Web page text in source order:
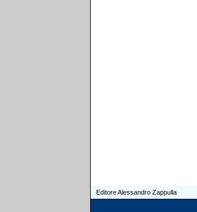
Editore Alessandro Zappulla